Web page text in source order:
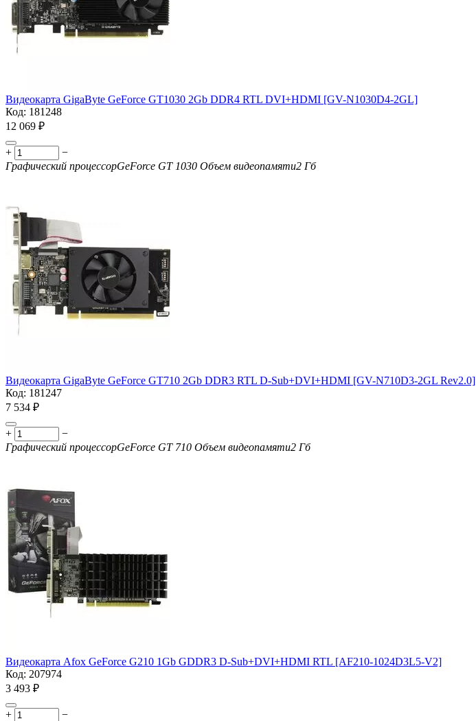
Видеокарта GigaByte GeForce GT1030 2Gb DDR4 RTL DVI+HDMI [GV-N1030D4-2GL]
Код: 181248
12 069 ₽
+
−
Графический процессорGeForce GT 1030 Объем видеопамяти2 Гб
Видеокарта GigaByte GeForce GT710 2Gb DDR3 RTL D-Sub+DVI+HDMI [GV-N710D3-2GL Rev2.0]
Код: 181247
7 534 ₽
+
−
Графический процессорGeForce GT 710 Объем видеопамяти2 Гб
Видеокарта Afox GeForce G210 1Gb GDDR3 D-Sub+DVI+HDMI RTL [AF210-1024D3L5-V2]
Код: 207974
3 493 ₽
+ −